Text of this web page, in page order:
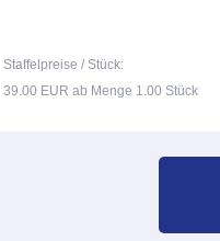
Staffelpreise / Stück:
39.00 EUR ab Menge 1.00 Stück